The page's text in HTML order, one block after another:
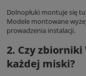
Dolnopłuki montuje się
Modele montowane
prowadzenia instalacji.
2. Czy
każdej miski?